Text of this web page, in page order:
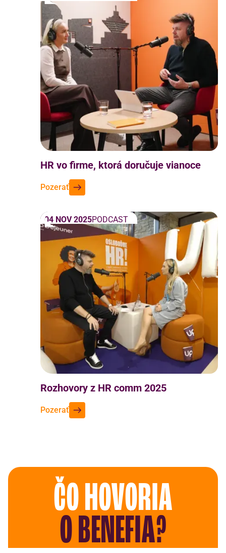
HR vo firme, ktorá doručuje vianoce
Pozerať
04 NOV 2025PODCAST
Rozhovory z HR comm 2025
Pozerať
ČO HOVORIA
O BENEFIA?